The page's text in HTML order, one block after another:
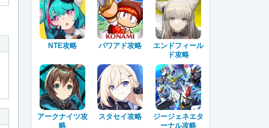
NTE攻略 パワアド攻略
エンドフィール
ド攻略
アークナイツ攻
略
スタセイ攻略
ジージェネエタ
ーナル攻略